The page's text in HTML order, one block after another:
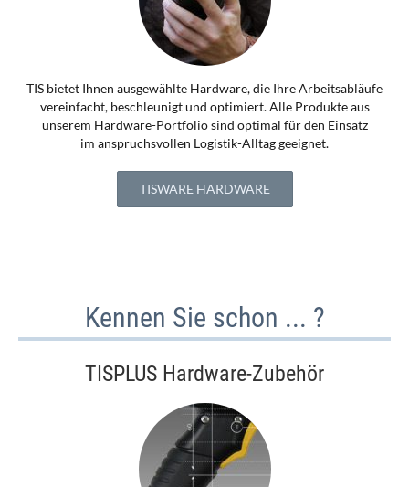
TIS bietet Ihnen ausgewählte Hardware, die Ihre Arbeitsabläufe
vereinfacht, beschleunigt und optimiert. Alle Produkte aus
unserem Hardware-Portfolio sind optimal für den Einsatz
im anspruchsvollen Logistik-Alltag geeignet.
TISWARE HARDWARE
Kennen Sie schon ... ?
TISPLUS Hardware-Zubehör